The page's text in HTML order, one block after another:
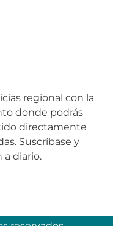
regional con la
donde podrás
directamente
Suscríbase y
a diario.